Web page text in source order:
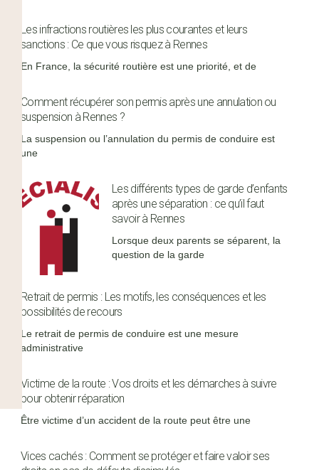
Les infractions routières les plus courantes et leurs
sanctions : Ce que vous risquez à Rennes
En France, la sécurité routière est une priorité, et de
Comment récupérer son permis après une annulation ou
suspension à Rennes ?
La suspension ou l’annulation du permis de conduire est
une
Les différents types de garde d’enfants
après une séparation : ce qu’il faut
savoir à Rennes
Lorsque deux parents se séparent, la
question de la garde
Retrait de permis : Les motifs, les conséquences et les
possibilités de recours
Le retrait de permis de conduire est une mesure
administrative
Victime de la route : Vos droits et les démarches à suivre
pour obtenir réparation
Être victime d’un accident de la route peut être une
Vices cachés : Comment se protéger et faire valoir ses